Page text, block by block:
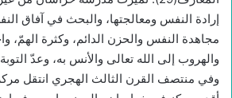
إرادة النفس ومعالجتها، والبحث في آفاق
مجاهدة النفس والحزن الدائم، وكثرة الهمّ،
والهروب إلى الله تعالى والأنس به، وعدّ التوبة
وفي منتصف القرن الثالث الهجري انتقل